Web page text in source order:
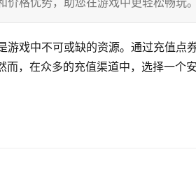
戏中不可或缺的资源。通过充值点
，在众多的充值渠道中，选择一个